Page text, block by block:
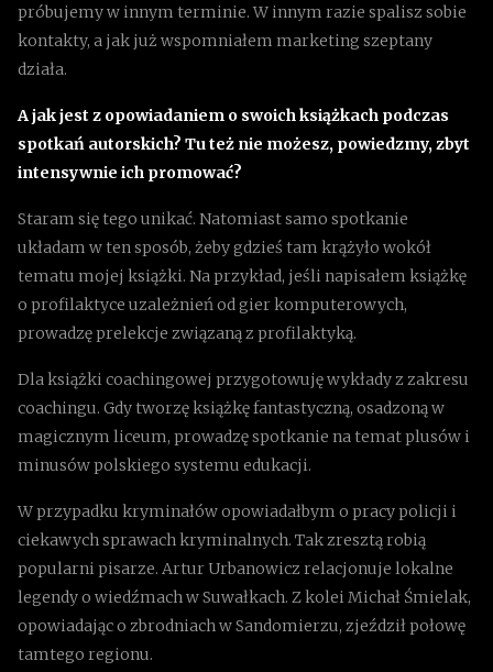
próbujemy w innym terminie. W innym razie spalisz sobie
kontakty, a jak już wspomniałem marketing szeptany
działa.
A jak jest z opowiadaniem o swoich książkach podczas
spotkań autorskich? Tu też nie możesz, powiedzmy, zbyt
intensywnie ich promować?
Staram się tego unikać. Natomiast samo spotkanie
układam w ten sposób, żeby gdzieś tam krążyło wokół
tematu mojej książki. Na przykład, jeśli napisałem książkę
o profilaktyce uzależnień od gier komputerowych,
prowadzę prelekcje związaną z profilaktyką.
Dla książki coachingowej przygotowuję wykłady z zakresu
coachingu. Gdy tworzę książkę fantastyczną, osadzoną w
magicznym liceum, prowadzę spotkanie na temat plusów i
minusów polskiego systemu edukacji.
W przypadku kryminałów opowiadałbym o pracy policji i
ciekawych sprawach kryminalnych. Tak zresztą robią
popularni pisarze. Artur Urbanowicz relacjonuje lokalne
legendy o wiedźmach w Suwałkach. Z kolei Michał Śmielak,
opowiadając o zbrodniach w Sandomierzu, zjeździł połowę
tamtego regionu.